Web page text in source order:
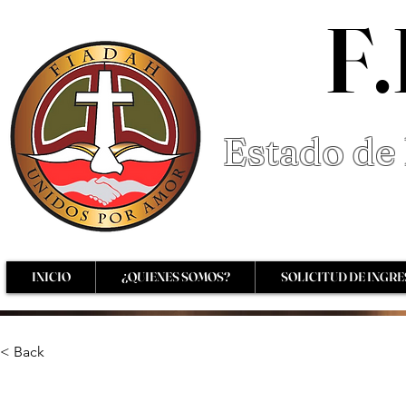
Estado
INICIO ¿QUIENES SOMOS? SOLICITUD DE
< Back